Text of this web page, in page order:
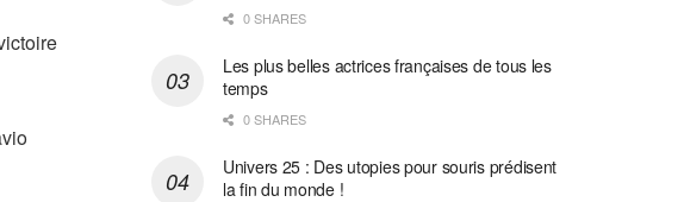
0 SHARES
Les plus belles actrices françaises de tous les
temps
0 SHARES
Univers 25 : Des utopies pour souris prédisent
la fin du monde !